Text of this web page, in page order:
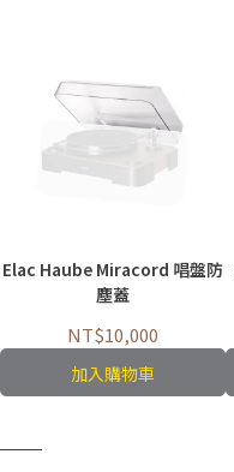
Elac Haube Miracord 唱盤防
塵蓋
NT$10,000
加入購物車